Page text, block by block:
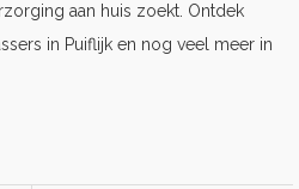
aan huis zoekt. Ontdek
in Puiflijk en nog veel meer in